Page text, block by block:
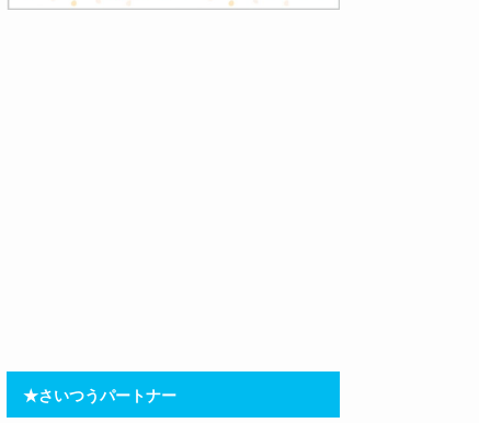
★さいつうパートナー